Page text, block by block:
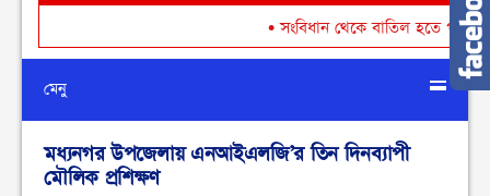
সংবিধান থেকে বাতিল হতে পারে শেখ
মেনু
মধ্যনগর উপজেলায় এনআইএলজি’র তিন দিনব্যাপী
মৌলিক প্রশিক্ষণ